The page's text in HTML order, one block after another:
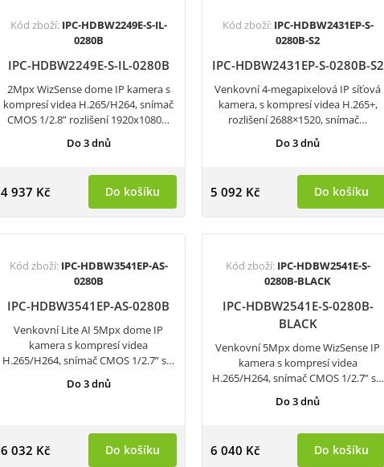
Kód zboží: IPC-HDBW2249E-S-IL-
0280B
IPC-HDBW2249E-S-IL-0280B
2Mpx WizSense dome IP kamera s
kompresí videa H.265/H264, snímač
CMOS 1/2.8” rozlišení 1920x1080…
Do 3 dnů
4 937 Kč Do košíku
Kód zboží: IPC-HDBW2431EP-S-
0280B-S2
IPC-HDBW2431EP-S-0280B-S2
Venkovní 4-megapixelová IP síťová
kamera, s kompresí videa H.265+,
rozlišení 2688×1520, snímač…
Do 3 dnů
5 092 Kč Do košíku
Kód zboží: IPC-HDBW3541EP-AS-
0280B
IPC-HDBW3541EP-AS-0280B
Venkovní Lite AI 5Mpx dome IP
kamera s kompresí videa
H.265/H264, snímač CMOS 1/2.7” s…
Do 3 dnů
6 032 Kč Do košíku
Kód zboží: IPC-HDBW2541E-S-
0280B-BLACK
IPC-HDBW2541E-S-0280B-
BLACK
Venkovní 5Mpx dome WizSense IP
kamera s kompresí videa
H.265/H264, snímač CMOS 1/2.7” s…
Do 3 dnů
6 040 Kč Do košíku